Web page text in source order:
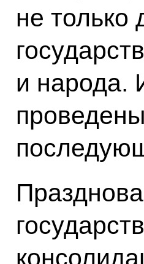
не только
и народа.